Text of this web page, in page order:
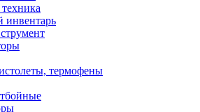
инвентарь
термофены